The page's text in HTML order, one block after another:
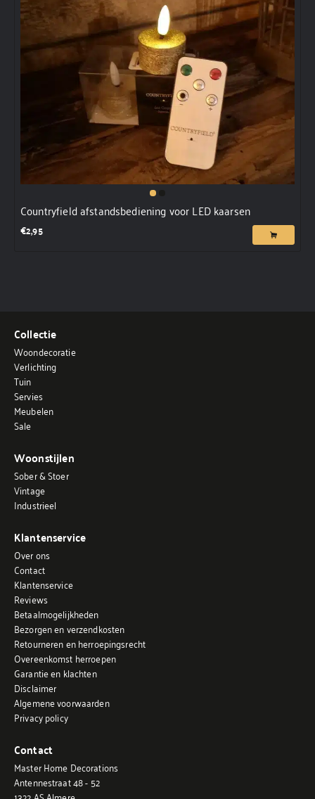
Countryfield afstandsbediening voor LED kaarsen
€2,95
Collectie
Woondecoratie
Verlichting
Tuin
Servies
Meubelen
Sale
Woonstijlen
Sober & Stoer
Vintage
Industrieel
Klantenservice
Over ons
Contact
Klantenservice
Reviews
Betaalmogelijkheden
Bezorgen en verzendkosten
Retourneren en herroepingsrecht
Overeenkomst herroepen
Garantie en klachten
Disclaimer
Algemene voorwaarden
Privacy policy
Contact
Master Home Decorations
Antennestraat 48 - 52